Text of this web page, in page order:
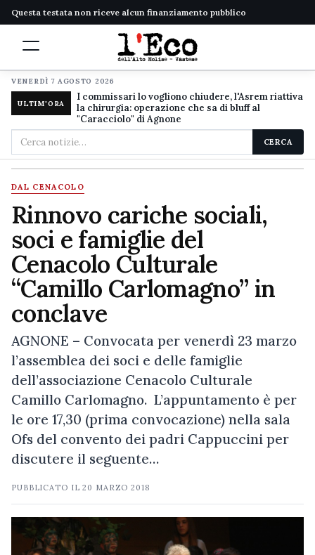
Questa testata non riceve alcun finanziamento pubblico
VENERDÌ 7 AGOSTO 2026
ULTIM'ORA
I commissari lo vogliono chiudere, l'Asrem riattiva
la chirurgia: operazione che sa di bluff al
"Caracciolo" di Agnone
Cerca
nel
sito
CERCA
DAL CENACOLO
Rinnovo cariche sociali,
soci e famiglie del
Cenacolo Culturale
“Camillo Carlomagno” in
conclave
AGNONE – Convocata per venerdì 23 marzo
l’assemblea dei soci e delle famiglie
dell’associazione Cenacolo Culturale
Camillo Carlomagno. L’appuntamento è per
le ore 17,30 (prima convocazione) nella sala
Ofs del convento dei padri Cappuccini per
discutere il seguente…
PUBBLICATO IL20 MARZO 2018